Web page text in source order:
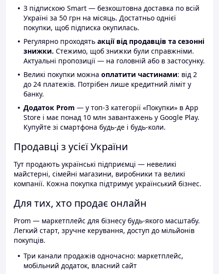
З підпискою Smart — безкоштовна доставка по всій
Україні за 50 грн на місяць. Достатньо однієї
покупки, щоб підписка окупилась.
Регулярно проходять акції від продавців та сезонні
знижки. Стежимо, щоб знижки були справжніми.
Актуальні пропозиції — на головній або в застосунку.
Великі покупки можна оплатити частинами: від 2
до 24 платежів. Потрібен лише кредитний ліміт у
банку.
Додаток Prom — у топ-3 категорії «Покупки» в App
Store і має понад 10 млн завантажень у Google Play.
Купуйте зі смартфона будь-де і будь-коли.
Продавці з усієї України
Тут продають українські підприємці — невеликі
майстерні, сімейні магазини, виробники та великі
компанії. Кожна покупка підтримує український бізнес.
Для тих, хто продає онлайн
Prom — маркетплейс для бізнесу будь-якого масштабу.
Легкий старт, зручне керування, доступ до мільйонів
покупців.
Три канали продажів одночасно: маркетплейс,
мобільний додаток, власний сайт